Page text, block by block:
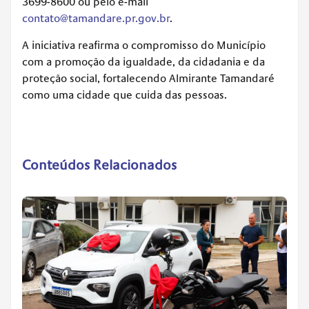
contato@tamandare.pr.gov.br.
A iniciativa reafirma o compromisso do Município
com a promoção da igualdade, da cidadania e da
proteção social, fortalecendo Almirante Tamandaré
como uma cidade que cuida das pessoas.
Conteúdos Relacionados